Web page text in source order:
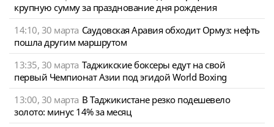
крупную сумму за празднование дня рождения
14:10, 30 марта Саудовская Аравия обходит Ормуз: нефть
пошла другим маршрутом
13:35, 30 марта Таджикские боксеры едут на свой
первый Чемпионат Азии под эгидой World Boxing
13:00, 30 марта В Таджикистане резко подешевело
золото: минус 14% за месяц